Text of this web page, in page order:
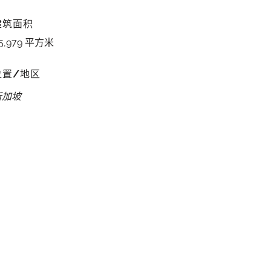
筑面积
平方米
置/地区
加坡